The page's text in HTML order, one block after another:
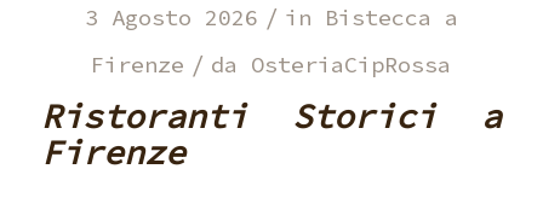
3 Agosto 2026 / in Bistecca a
Firenze / da OsteriaCipRossa
Ristoranti Storici a
Firenze